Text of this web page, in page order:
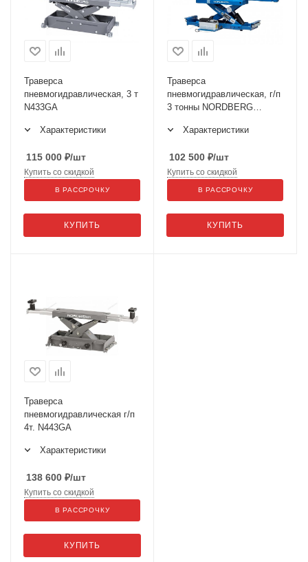
Траверса
пневмогидравлическая, 3 т
N433GA
Характеристики
115 000 ₽/шт
КУПИТЬ
Купить со скидкой
В РАССРОЧКУ
Траверса
пневмогидравлическая, г/п
3 тонны NORDBERG
Характеристики
102 500 ₽/шт
КУПИТЬ
Купить со скидкой
В РАССРОЧКУ
Траверса
пневмогидравлическая г/п
4т. N443GA
Характеристики
138 600 ₽/шт
КУПИТЬ
Купить со скидкой
В РАССРОЧКУ